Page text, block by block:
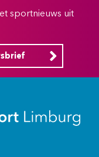
sportnieuws uit